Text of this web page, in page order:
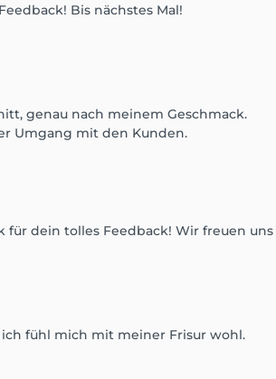
Bis nächstes Mal!
genau nach meinem Geschmack.
Umgang mit den Kunden.
für dein tolles Feedback! Wir freuen
fühl mich mit meiner Frisur wohl.